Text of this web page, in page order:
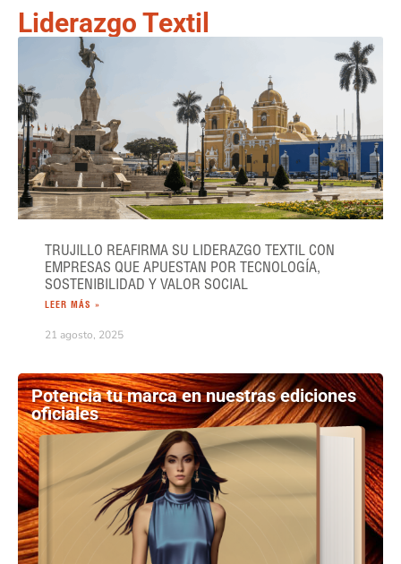
Liderazgo Textil
TRUJILLO REAFIRMA SU LIDERAZGO TEXTIL CON
EMPRESAS QUE APUESTAN POR TECNOLOGÍA,
SOSTENIBILIDAD Y VALOR SOCIAL
LEER MÁS »
21 agosto, 2025
Potencia tu marca en nuestras ediciones
oficiales